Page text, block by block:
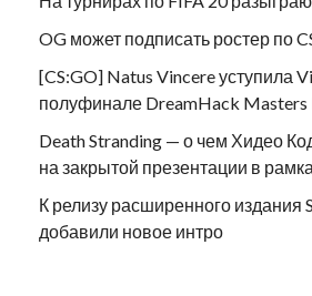
OG может подписать ростер по
[CS:GO] Natus Vincere уступила
полуфинале DreamHack
Death Stranding — о чем Хидео
на закрытой презентации в
К релизу расширенного издания
добавили новое интро